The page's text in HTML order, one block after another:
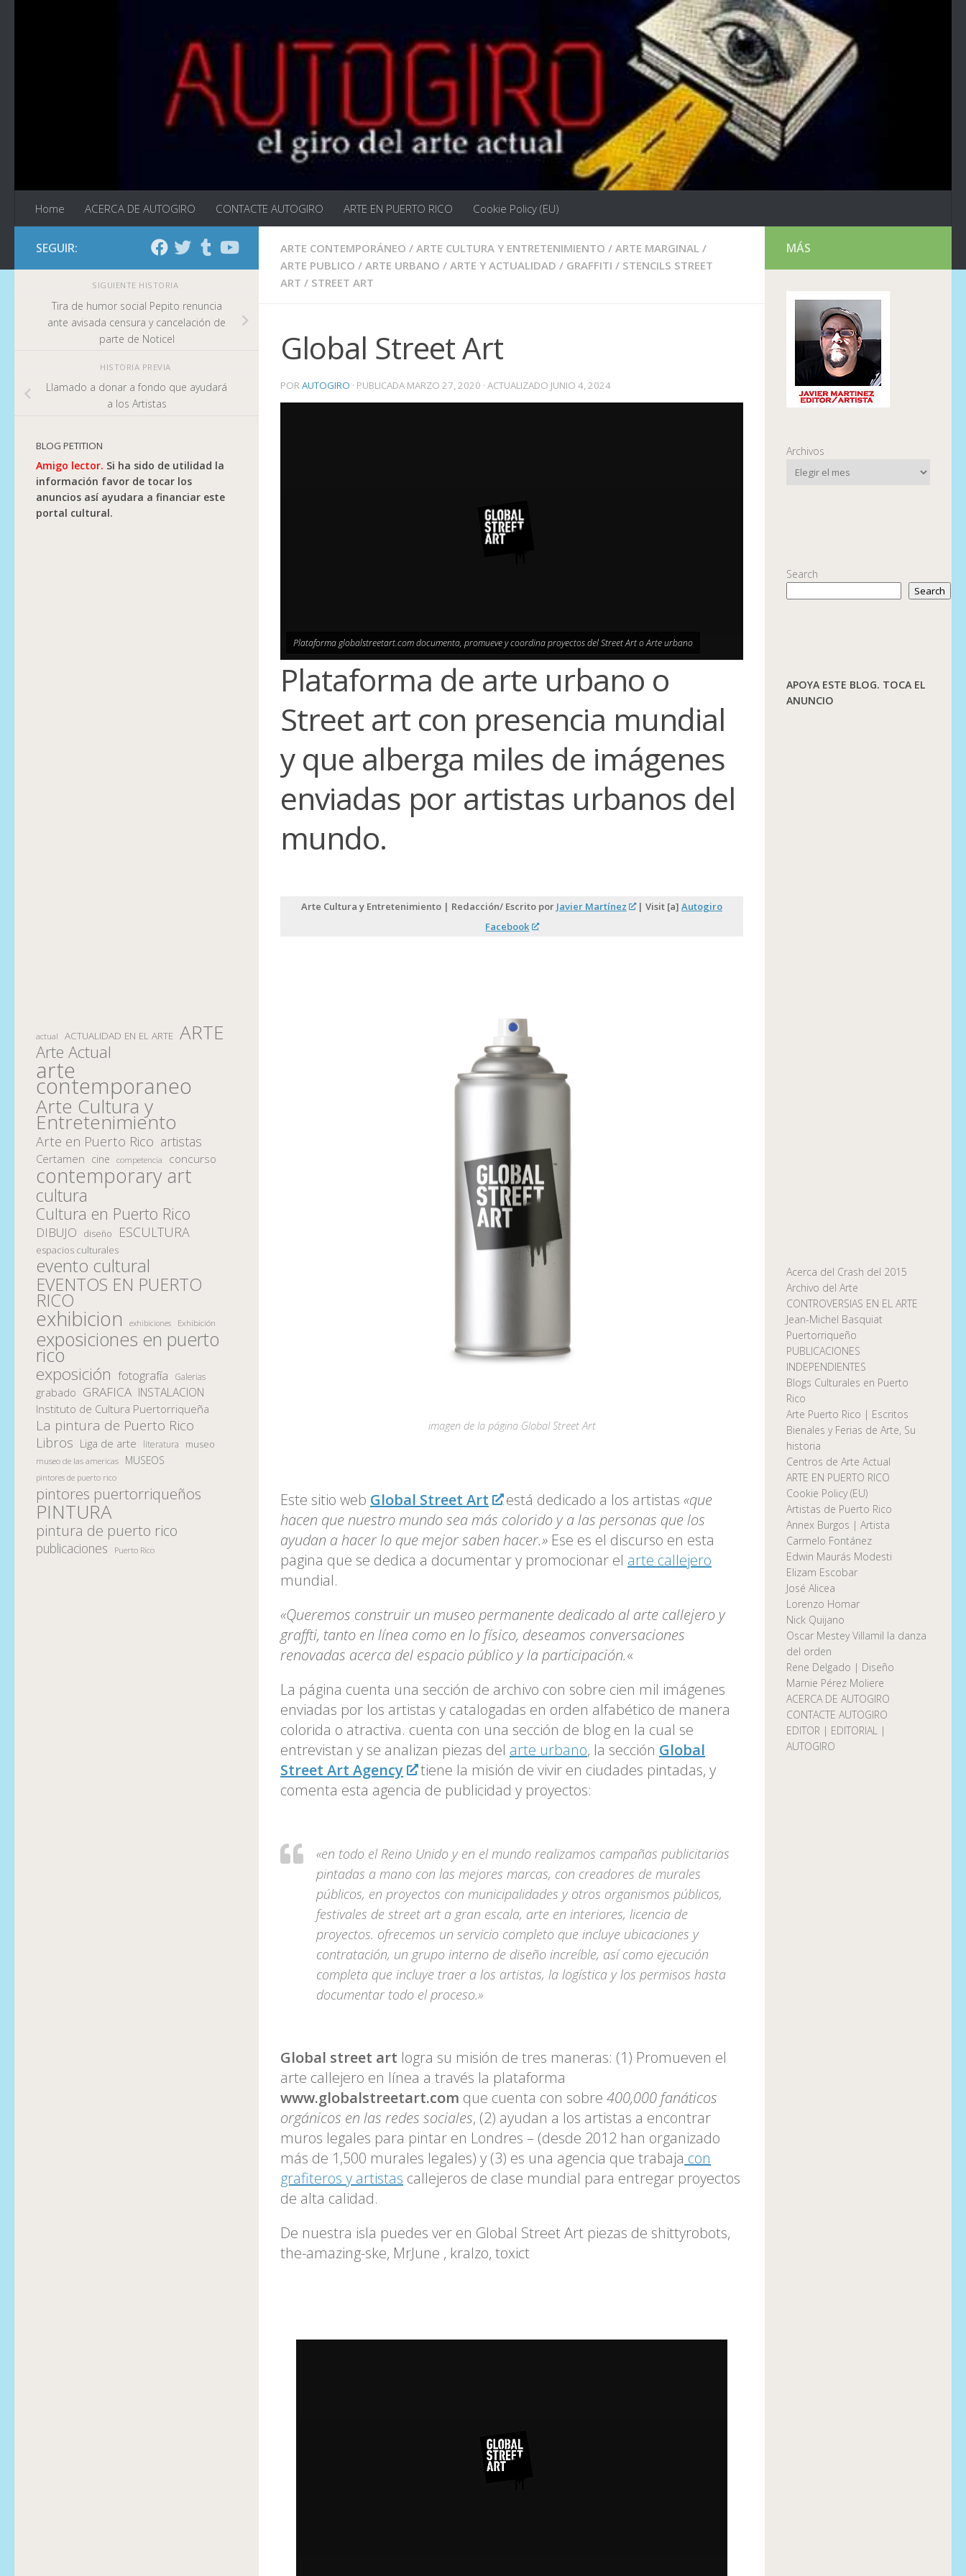
Home ACERCA DE AUTOGIRO CONTACTE AUTOGIRO ARTE EN PUERTO RICO Cookie Policy (EU)
ARTE CONTEMPORÁNEO / ARTE CULTURA Y ENTRETENIMIENTO / ARTE MARGINAL /
ARTE PUBLICO / ARTE URBANO / ARTE Y ACTUALIDAD / GRAFFITI / STENCILS STREET
ART / STREET ART
Global Street Art
PORAUTOGIRO · PUBLICADA MARZO 27, 2020 · ACTUALIZADO JUNIO 4, 2024
Plataforma globalstreetart.com documenta, promueve y coordina proyectos del Street Art o Arte urbano
Plataforma de arte urbano o
Street art con presencia mundial
y que alberga miles de imágenes
enviadas por artistas urbanos del
mundo.
Arte Cultura y Entretenimiento | Redacción/ Escrito por Javier Martínez | Visit [a]Autogiro
Facebook
imagen de la página Global Street Art
Este sitio web Global Street Art está dedicado a los artistas«que
hacen que nuestro mundo sea más colorido y a las personas que los
ayudan a hacer lo que mejor saben hacer.» Ese es el discurso en esta
pagina que se dedica a documentar y promocionar el arte callejero
mundial.
«Queremos construir un museo permanente dedicado al arte callejero y
graffti, tanto en línea como en lo físico, deseamos conversaciones
renovadas acerca del espacio público y la participación.«
La página cuenta una sección de archivo con sobre cien mil imágenes
enviadas por los artistas y catalogadas en orden alfabético de manera
colorida o atractiva. cuenta con una sección de blog en la cual se
entrevistan y se analizan piezas del arte urbano, la sección Global
Street Art Agency
tiene la misión de vivir en ciudades pintadas, y
comenta esta agencia de publicidad y proyectos:
«en todo el Reino Unido y en el mundo realizamos campañas publicitarias
pintadas a mano con las mejores marcas, con creadores de murales
públicos, en proyectos con municipalidades y otros organismos públicos,
festivales de street art a gran escala, arte en interiores, licencia de
proyectos. ofrecemos un servicio completo que incluye ubicaciones y
contratación, un grupo interno de diseño increíble, así como ejecución
completa que incluye traer a los artistas, la logística y los permisos hasta
documentar todo el proceso.»
Global street art logra su misión de tres maneras: (1) Promueven el
arte callejero en línea a través la plataforma
www.globalstreetart.com que cuenta con sobre 400,000 fanáticos
orgánicos en las redes sociales, (2) ayudan a los artistas a encontrar
muros legales para pintar en Londres – (desde 2012 han organizado
más de 1,500 murales legales) y (3) es una agencia que trabaja con
grafiteros y artistas callejeros de clase mundial para entregar proyectos
de alta calidad.
De nuestra isla puedes ver en Global Street Art piezas de shittyrobots,
the-amazing-ske, MrJune , kralzo, toxict
SEGUIR:
SIGUIENTE HISTORIA
Tira de humor social Pepito renuncia
ante avisada censura y cancelación de
parte de Noticel
HISTORIA PREVIA
Llamado a donar a fondo que ayudará
a los Artistas
BLOG PETITION
Amigo lector. Si ha sido de utilidad la
información favor de tocar los
anuncios así ayudara a financiar este
portal cultural.
actual ACTUALIDAD EN EL ARTE ARTE
Arte Actual
arte
contemporaneo
Arte Cultura y
Entretenimiento
Arte en Puerto Rico artistas
Certamen cine competencia concurso
contemporary art
cultura
Cultura en Puerto Rico
DIBUJO diseño ESCULTURA
espacios culturales
evento cultural
EVENTOS EN PUERTO
RICO
exhibicion exhibiciones Exhibición
exposiciones en puerto
rico
exposición fotografía Galerias
grabado GRAFICA INSTALACION
Instituto de Cultura Puertorriqueña
La pintura de Puerto Rico
Libros Liga de arte literatura museo
museo de las americas MUSEOS
pintores de puerto rico
pintores puertorriqueños
PINTURA
pintura de puerto rico
publicaciones Puerto Rico
MÁS
Archivos
Search
Search
APOYA ESTE BLOG. TOCA EL
ANUNCIO
Acerca del Crash del 2015
Archivo del Arte
CONTROVERSIAS EN EL ARTE
Jean-Michel Basquiat
Puertorriqueño
PUBLICACIONES
INDEPENDIENTES
Blogs Culturales en Puerto
Rico
Arte Puerto Rico | Escritos
Bienales y Ferias de Arte, Su
historia
Centros de Arte Actual
ARTE EN PUERTO RICO
Cookie Policy (EU)
Artistas de Puerto Rico
Annex Burgos | Artista
Carmelo Fontánez
Edwin Maurás Modesti
Elizam Escobar
José Alicea
Lorenzo Homar
Nick Quijano
Oscar Mestey Villamil la danza
del orden
Rene Delgado | Diseño
Marnie Pérez Moliere
ACERCA DE AUTOGIRO
CONTACTE AUTOGIRO
EDITOR | EDITORIAL |
AUTOGIRO